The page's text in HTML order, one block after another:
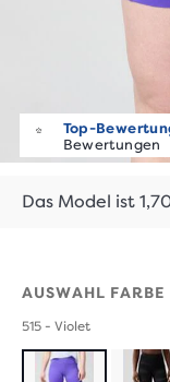
Top-
Bewertungen
Das Model ist
AUSWAHL FARBE
515 - Violet